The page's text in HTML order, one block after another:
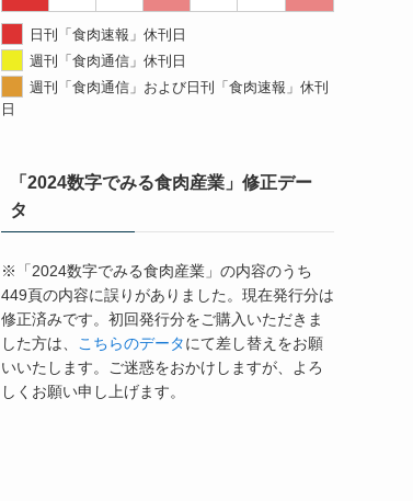
日刊「食肉速報」休刊日
週刊「食肉通信」休刊日
週刊「食肉通信」および日刊「食肉速報」休刊
日
「2024数字でみる食肉産業」修正デー
タ
※「2024数字でみる食肉産業」の内容のうち
449頁の内容に誤りがありました。現在発行分は
修正済みです。初回発行分をご購入いただきま
した方は、
こちらのデータにて差し替えをお願
いいたします。ご迷惑をおかけしますが、よろ
しくお願い申し上げます。